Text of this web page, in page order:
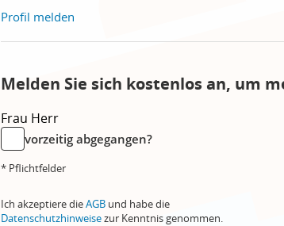
Profil melden
Melden Sie sich kostenlos an, um
Frau Herr
vorzeitig abgegangen?
* Pflichtfelder
Ich akzeptiere dieAGB und habe die
Datenschutzhinweisezur Kenntnis genommen.